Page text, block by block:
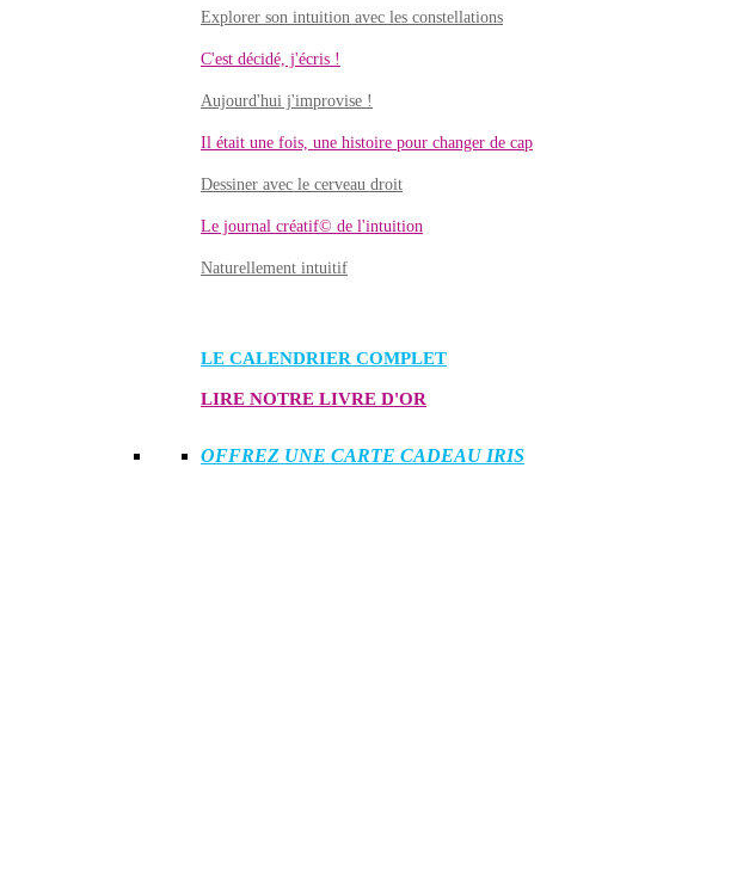
Explorer son intuition avec les constellations
C'est décidé, j'écris !
Aujourd'hui j'improvise !
Il était une fois, une histoire pour changer de cap
Dessiner avec le cerveau droit
Le journal créatif© de l'intuition
Naturellement intuitif
LE CALENDRIER COMPLET
LIRE NOTRE LIVRE D'OR
OFFREZ UNE CARTE CADEAU IRIS